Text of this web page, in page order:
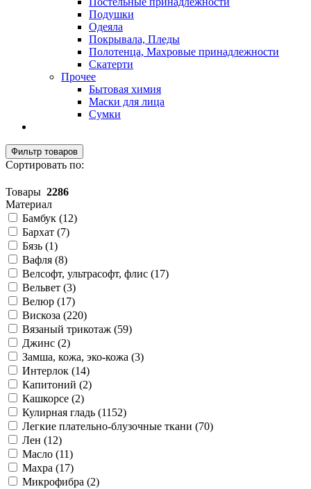
Подушки
Одеяла
Покрывала, Пледы
Полотенца, Махровые принадлежности
Скатерти
Прочее
Бытовая химия
Маски для лица
Сумки
Фильтр товаров
Сортировать по:
Товары 2286
Материал
Бамбук (12)
Бархат (7)
Бязь (1)
Вафля (8)
Велсофт, ультрасофт, флис (17)
Вельвет (3)
Велюр (17)
Вискоза (220)
Вязаный трикотаж (59)
Джинс (2)
Замша, кожа, эко-кожа (3)
Интерлок (14)
Капитоний (2)
Кашкорсе (2)
Кулирная гладь (1152)
Легкие плательно-блузочные ткани (70)
Лен (12)
Масло (11)
Махра (17)
Микрофибра (2)